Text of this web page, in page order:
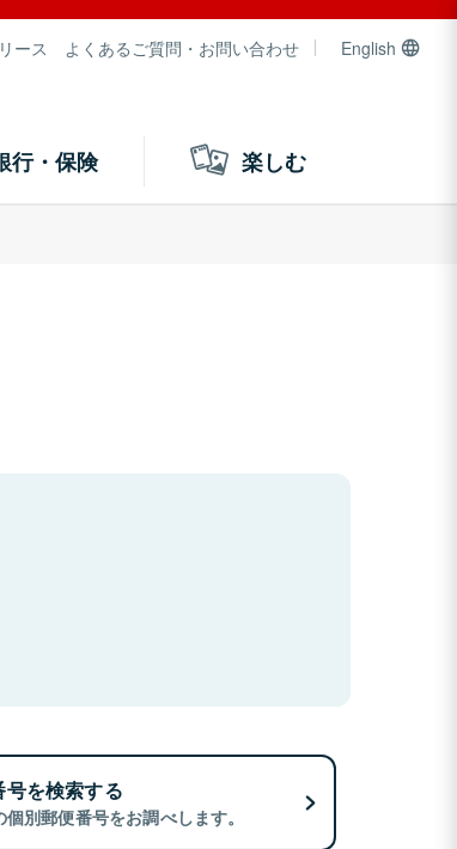
ース よくあるご質問・お問い合わせ English
行・保険 楽しむ
を検索する
別郵便番号をお調べします。